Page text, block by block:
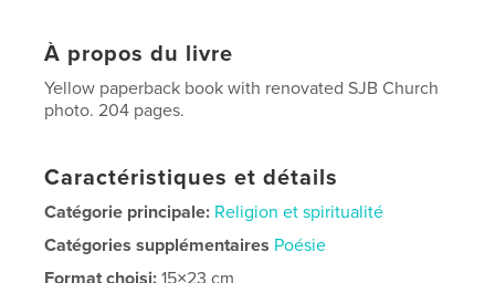
À propos du livre
Yellow paperback book with renovated SJB Church
photo. 204 pages.
Caractéristiques et détails
Catégorie principale: Religion et spiritualité
Catégories supplémentaires Poésie
Format choisi:15×23 cm